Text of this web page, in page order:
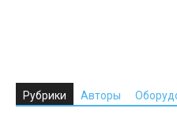
Рубрики Авторы